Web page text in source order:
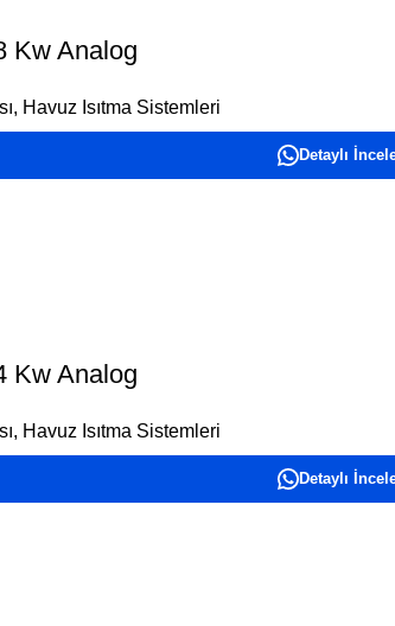
Kw Analog
, Havuz Isıtma Sistemleri
Detaylı
Kw Analog
, Havuz Isıtma Sistemleri
Detaylı